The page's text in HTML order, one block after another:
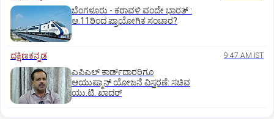
ಬೆಂಗಳೂರು - ಕರಾವಳಿ ವಂದೇ ಭಾರತ್‌ :
ಆ.11ರಿಂದ ಪ್ರಾಯೋಗಿಕ ಸಂಚಾರ?
ದಕ್ಷಿಣಕನ್ನಡ 9:47 AM IST
ಎಪಿಎಲ್‌ ಕಾರ್ಡ್‌ದಾರರಿಗೂ
ಆಯುಷ್ಮಾನ್‌ ಯೋಜನೆ ವಿಸ್ತರಣೆ: ಸಚಿವ
ಯು.ಟಿ. ಖಾದರ್